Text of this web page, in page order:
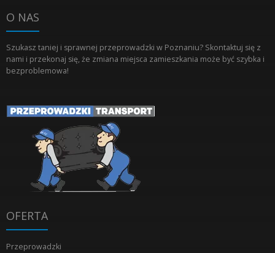
O NAS
Szukasz taniej i sprawnej przeprowadzki w Poznaniu? Skontaktuj się z
nami i przekonaj się, że zmiana miejsca zamieszkania może być szybka i
bezproblemowa!
OFERTA
Przeprowadzki